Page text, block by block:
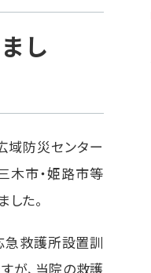
し
域防災センター
木市・姫路市等
た。
急救護所設置訓
が、当院の救護